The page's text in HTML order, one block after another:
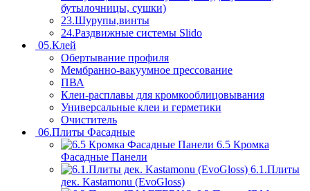
бутылочницы, сушки)
23.Шурупы,винты
24.Раздвижные системы Slido
05.Клей
Обертывание профиля
Мембранно-вакуумное прессование
ПВА
Клеи-расплавы для кромкооблицовывания
Универсальные клеи и герметики
Очиститель
06.Плиты Фасадные
6.5 Кромка
Фасадные Панели
6.1.Плиты
дек. Kastamonu (EvoGloss)